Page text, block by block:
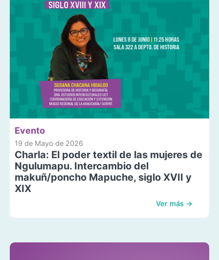
Evento
19 de Mayo de 2026
Charla: El poder textil de las mujeres de
Ngulumapu. Intercambio del
makuñ/poncho Mapuche, siglo XVII y
XIX
Ver más →